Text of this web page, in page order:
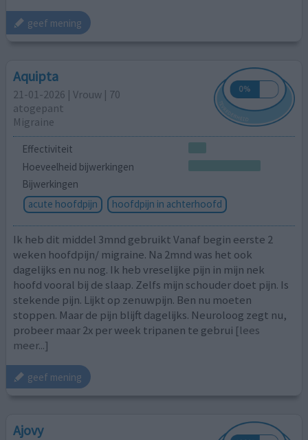
geef mening
Aquipta
21-01-2026 | Vrouw | 70
atogepant
Migraine
Effectiviteit
Hoeveelheid bijwerkingen
Bijwerkingen
acute hoofdpijn
hoofdpijn in achterhoofd
Ik heb dit middel 3mnd gebruikt Vanaf begin eerste 2
weken hoofdpijn/ migraine. Na 2mnd was het ook
dagelijks en nu nog. Ik heb vreselijke pijn in mijn nek
hoofd vooral bij de slaap. Zelfs mijn schouder doet pijn. Is
stekende pijn. Lijkt op zenuwpijn. Ben nu moeten
stoppen. Maar de pijn blijft dagelijks. Neuroloog zegt nu,
probeer maar 2x per week tripanen te gebrui [lees
meer...]
geef mening
Ajovy